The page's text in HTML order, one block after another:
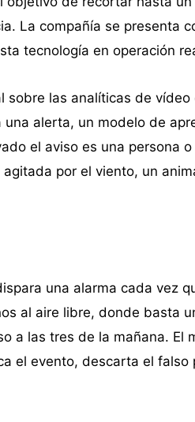
La compañía se presenta
tecnología en operación
sobre las analíticas de vídeo
alerta, un modelo de
el aviso es una persona
por el viento, un
una alarma cada vez
al aire libre, donde basta
a las tres de la mañana. El
el evento, descarta el falso